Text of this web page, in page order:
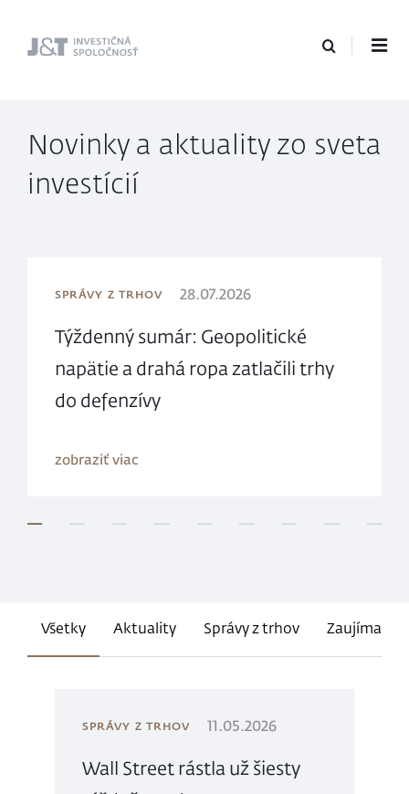
J&T Investičná
Novinky a aktuality zo sveta
investícií
SPRÁVY Z TRHOV 28.07.2026
Týždenný sumár: Geopolitické
napätie a drahá ropa zatlačili trhy
do defenzívy
zobraziť viac
Všetky Aktuality Správy z trhov
SPRÁVY Z TRHOV 11.05.2026
Wall Street rástla už šiesty